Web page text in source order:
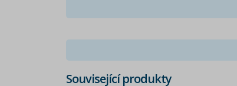
Související produkty